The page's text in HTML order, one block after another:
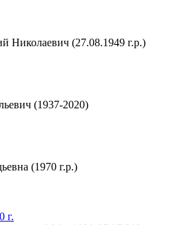
Николаевич (27.08.1949 г.р.)
(1937-2020)
(1970 г.р.)
г.